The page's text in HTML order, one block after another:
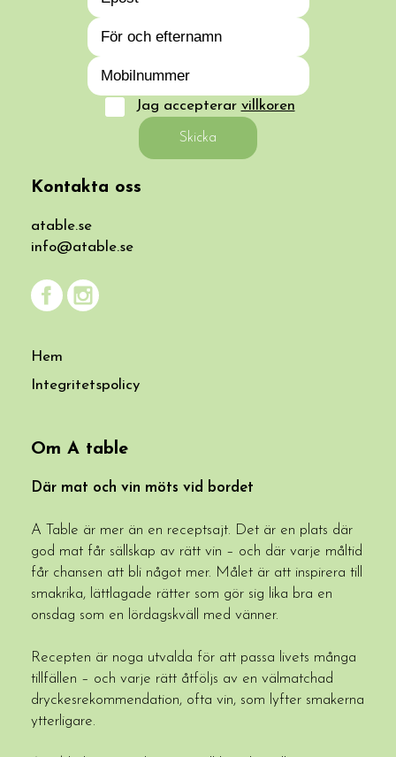
Jag accepterar villkoren
Skicka
Kontakta oss
atable.se
info@atable.se
Hem
Integritetspolicy
Om A table
Där mat och vin möts vid bordet
A Table är mer än en receptsajt. Det är en plats där
god mat får sällskap av rätt vin – och där varje måltid
får chansen att bli något mer. Målet är att inspirera till
smakrika, lättlagade rätter som gör sig lika bra en
onsdag som en lördagskväll med vänner.
Recepten är noga utvalda för att passa livets många
tillfällen – och varje rätt åtföljs av en välmatchad
dryckesrekommendation, ofta vin, som lyfter smakerna
ytterligare.